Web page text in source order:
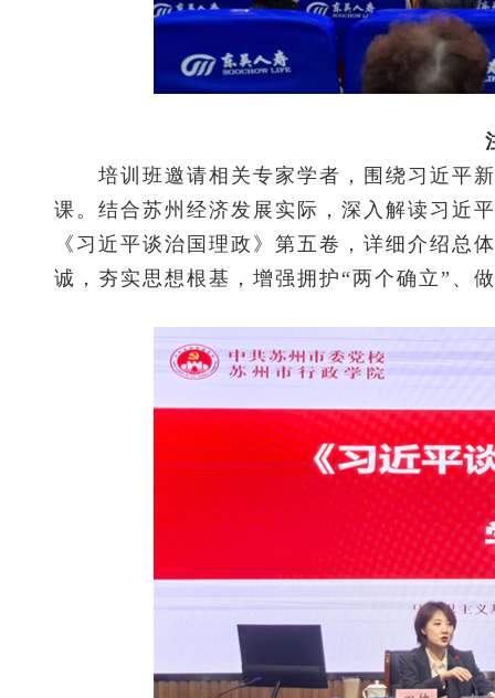
培训班邀请相关专家学者，围绕习近平新
课。结合苏州经济发展实际，深入解读习近
《习近平谈治国理政》第五卷，详细介绍总
诚，夯实思想根基，增强拥护“两个确立”、